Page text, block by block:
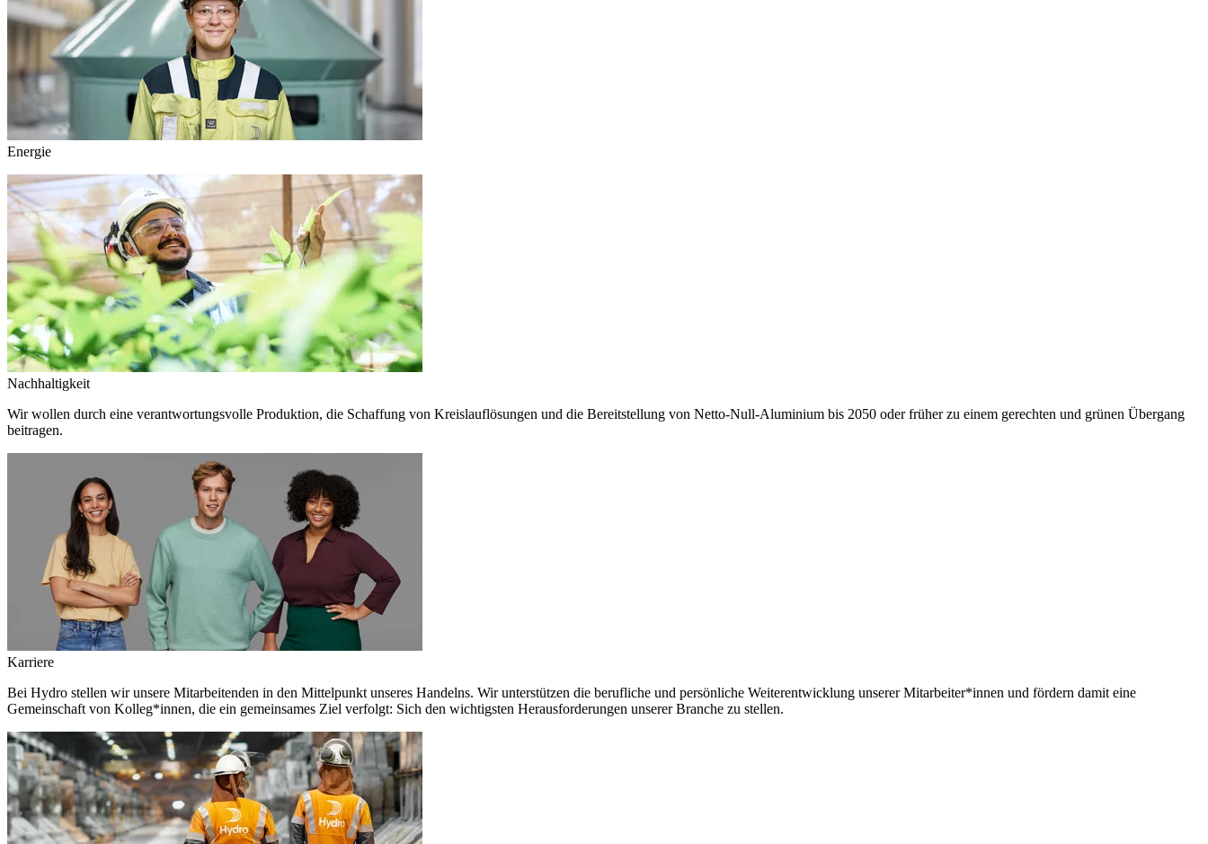
Energie
Nachhaltigkeit
Wir wollen durch eine verantwortungsvolle Produktion, die Schaffung von Kreislauflösungen und die Bereitstellung von Netto-Null-Aluminium bis 2050 oder früher zu einem gerechten und grünen Übergang
beitragen.
Karriere
Bei Hydro stellen wir unsere Mitarbeitenden in den Mittelpunkt unseres Handelns. Wir unterstützen die berufliche und persönliche Weiterentwicklung unserer Mitarbeiter*innen und fördern damit eine
Gemeinschaft von Kolleg*innen, die ein gemeinsames Ziel verfolgt: Sich den wichtigsten Herausforderungen unserer Branche zu stellen.